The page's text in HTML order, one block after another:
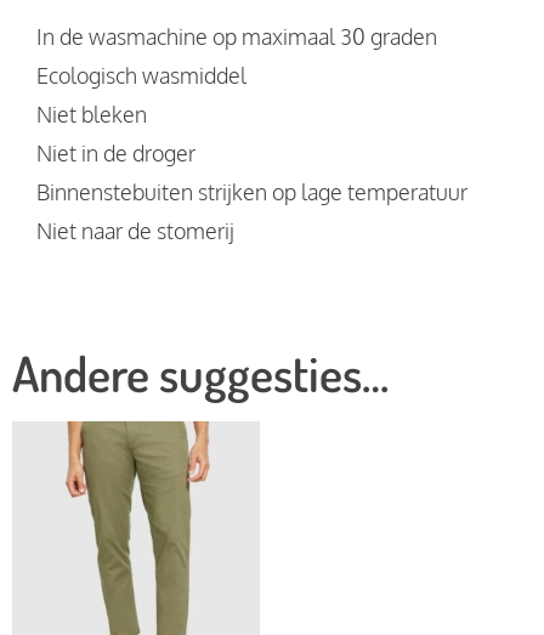
In de wasmachine op maximaal 30 graden
Ecologisch wasmiddel
Niet bleken
Niet in de droger
Binnenstebuiten strijken op lage temperatuur
Niet naar de stomerij
Andere suggesties…